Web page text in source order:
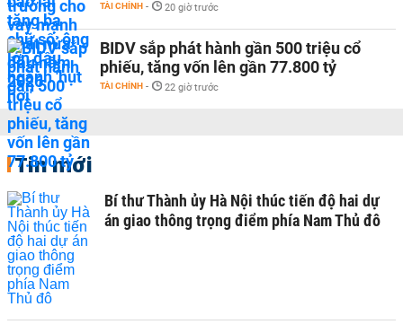
TÀI CHÍNH - 20 giờ trước
BIDV sắp phát hành gần 500 triệu cổ
phiếu, tăng vốn lên gần 77.800 tỷ
TÀI CHÍNH - 22 giờ trước
Tin mới
Bí thư Thành ủy Hà Nội thúc tiến độ hai dự
án giao thông trọng điểm phía Nam Thủ đô